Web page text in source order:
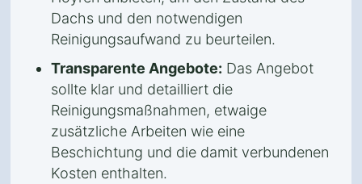
Dachs und den notwendigen
Reinigungsaufwand zu beurteilen.
Transparente Angebote: Das Angebot
sollte klar und detailliert die
Reinigungsmaßnahmen, etwaige
zusätzliche Arbeiten wie eine
Beschichtung und die damit verbundenen
Kosten enthalten.